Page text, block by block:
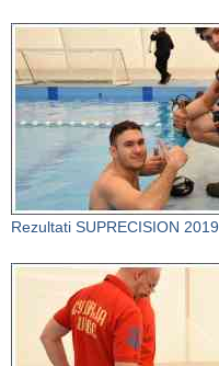
Rezultati SUPRECISION 2019